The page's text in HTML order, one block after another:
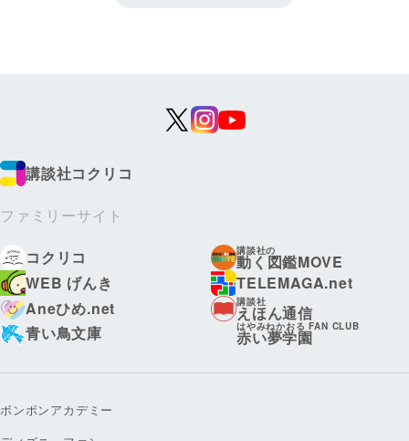
講談社コクリコ
ファミリーサイト
コクリコ
講談社の
動く図鑑MOVE
WEB げんき
TELEMAGA.net
Aneひめ.net
講談社
えほん通信
青い鳥文庫
はやみねかおる FAN CLUB
赤い夢学園
ボンボンアカデミー